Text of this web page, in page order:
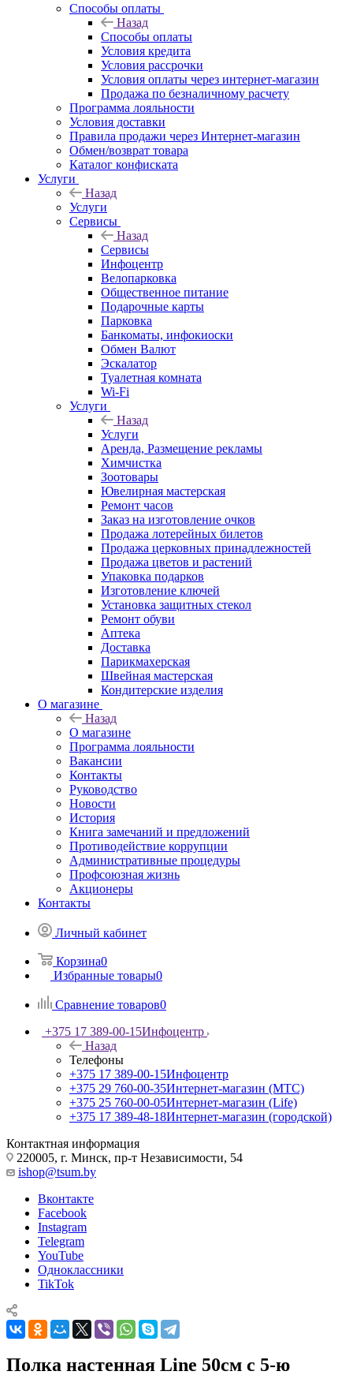
Способы оплаты
Назад
Способы оплаты
Условия кредита
Условия рассрочки
Условия оплаты через интернет-магазин
Продажа по безналичному расчету
Программа лояльности
Условия доставки
Правила продажи через Интернет-магазин
Обмен/возврат товара
Каталог конфиската
Услуги
Назад
Услуги
Сервисы
Назад
Сервисы
Инфоцентр
Велопарковка
Общественное питание
Подарочные карты
Парковка
Банкоматы, инфокиоски
Обмен Валют
Эскалатор
Туалетная комната
Wi-Fi
Услуги
Назад
Услуги
Аренда, Размещение рекламы
Химчистка
Зоотовары
Ювелирная мастерская
Ремонт часов
Заказ на изготовление очков
Продажа лотерейных билетов
Продажа церковных принадлежностей
Продажа цветов и растений
Упаковка подарков
Изготовление ключей
Установка защитных стекол
Ремонт обуви
Аптека
Доставка
Парикмахерская
Швейная мастерская
Кондитерские изделия
О магазине
Назад
О магазине
Программа лояльности
Вакансии
Контакты
Руководство
Новости
История
Книга замечаний и предложений
Противодействие коррупции
Административные процедуры
Профсоюзная жизнь
Акционеры
Контакты
Личный кабинет
Корзина0
Избранные товары0
Сравнение товаров0
+375 17 389-00-15Инфоцентр
Назад
Телефоны
+375 17 389-00-15Инфоцентр
+375 29 760-00-35Интернет-магазин (МТС)
+375 25 760-00-05Интернет-магазин (Life)
+375 17 389-48-18Интернет-магазин (городской)
Контактная информация
220005, г. Минск, пр-т Независимости, 54
ishop@tsum.by
Вконтакте
Facebook
Instagram
Telegram
YouTube
Одноклассники
TikTok
Полка настенная Line 50см с 5-ю